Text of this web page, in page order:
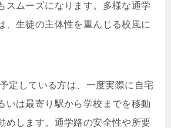
スムーズになります。多様な通学
、生徒の主体性を重んじる校風に
定している方は、一度実際に自宅
いは最寄り駅から学校までを移動
めします。通学路の安全性や所要